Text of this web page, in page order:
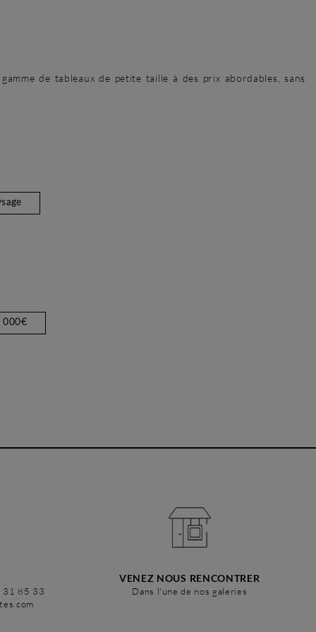
de tableaux de petite taille à des prix abordables, sans
000€
31 85 33
VENEZ NOUS RENCONTRER
Dans l'une de nos galeries